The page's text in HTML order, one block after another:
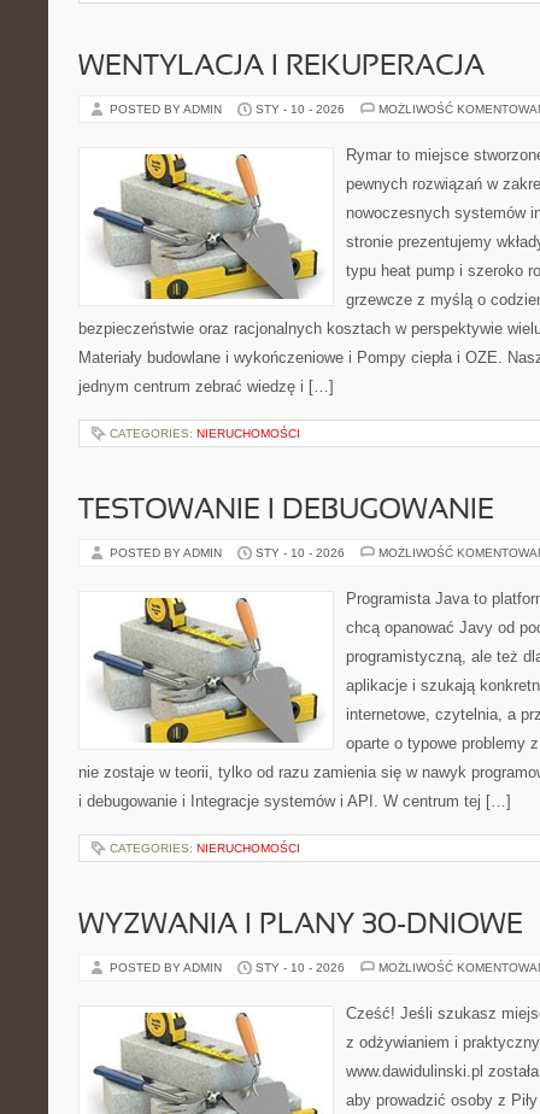
WENTYLACJA I REKUPERACJA
POSTED BY ADMIN STY - 10 - 2026 MOŻLIWOŚĆ
Rymar to miejsce
pewnych rozwiązań w
nowoczesnych systemów
stronie prezentujemy
typu heat pump i szeroko
grzewcze z myślą o
bezpieczeństwie oraz racjonalnych kosztach w perspektywie
Materiały budowlane i wykończeniowe i Pompy ciepła i OZE.
jednym centrum zebrać wiedzę i […]
CATEGORIES: NIERUCHOMOŚCI
TESTOWANIE I DEBUGOWANIE
POSTED BY ADMIN STY - 10 - 2026 MOŻLIWOŚĆ
Programista Java to
chcą opanować Javy od
programistyczną, ale też
aplikacje i szukają
internetowe, czytelnia, a
oparte o typowe problemy
nie zostaje w teorii, tylko od razu zamienia się w nawyk
i debugowanie i Integracje systemów i API. W centrum tej […]
CATEGORIES: NIERUCHOMOŚCI
WYZWANIA I PLANY 30-DNIOWE
POSTED BY ADMIN STY - 10 - 2026 MOŻLIWOŚĆ
Cześć! Jeśli szukasz
z odżywianiem i
www.dawidulinski.pl
aby prowadzić osoby z